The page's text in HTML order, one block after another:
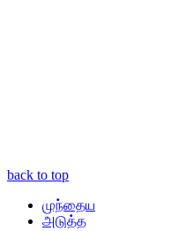
back to top
முந்தைய
அடுத்த